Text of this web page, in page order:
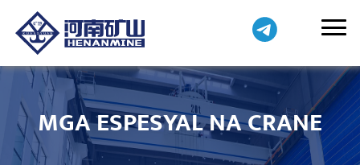
MGA ESPESYAL NA CRANE